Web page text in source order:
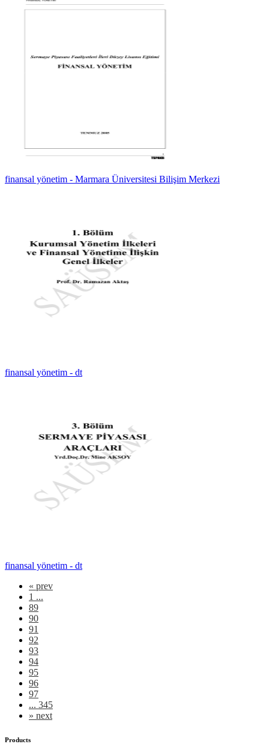
finansal yönetim - Marmara Üniversitesi Bilişim Merkezi
finansal yönetim - dt
finansal yönetim - dt
« prev
1 ...
89
90
91
92
93
94
95
96
97
... 345
» next
Products